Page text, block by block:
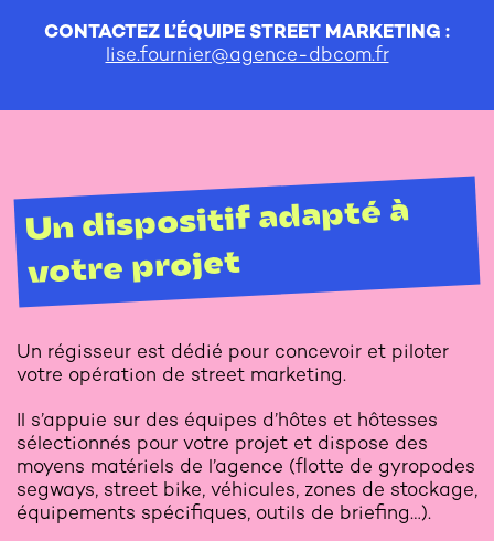
CONTACTEZ L’ÉQUIPE STREET MARKETING :
lise.fournier@agence-dbcom.fr
Un dispositif adapté à
votre projet
Un régisseur est dédié pour concevoir et piloter
votre opération de street marketing.
Il s’appuie sur des équipes d’hôtes et hôtesses
sélectionnés pour votre projet et dispose des
moyens matériels de l’agence (flotte de gyropodes
segways, street bike, véhicules, zones de stockage,
équipements spécifiques, outils de briefing…).